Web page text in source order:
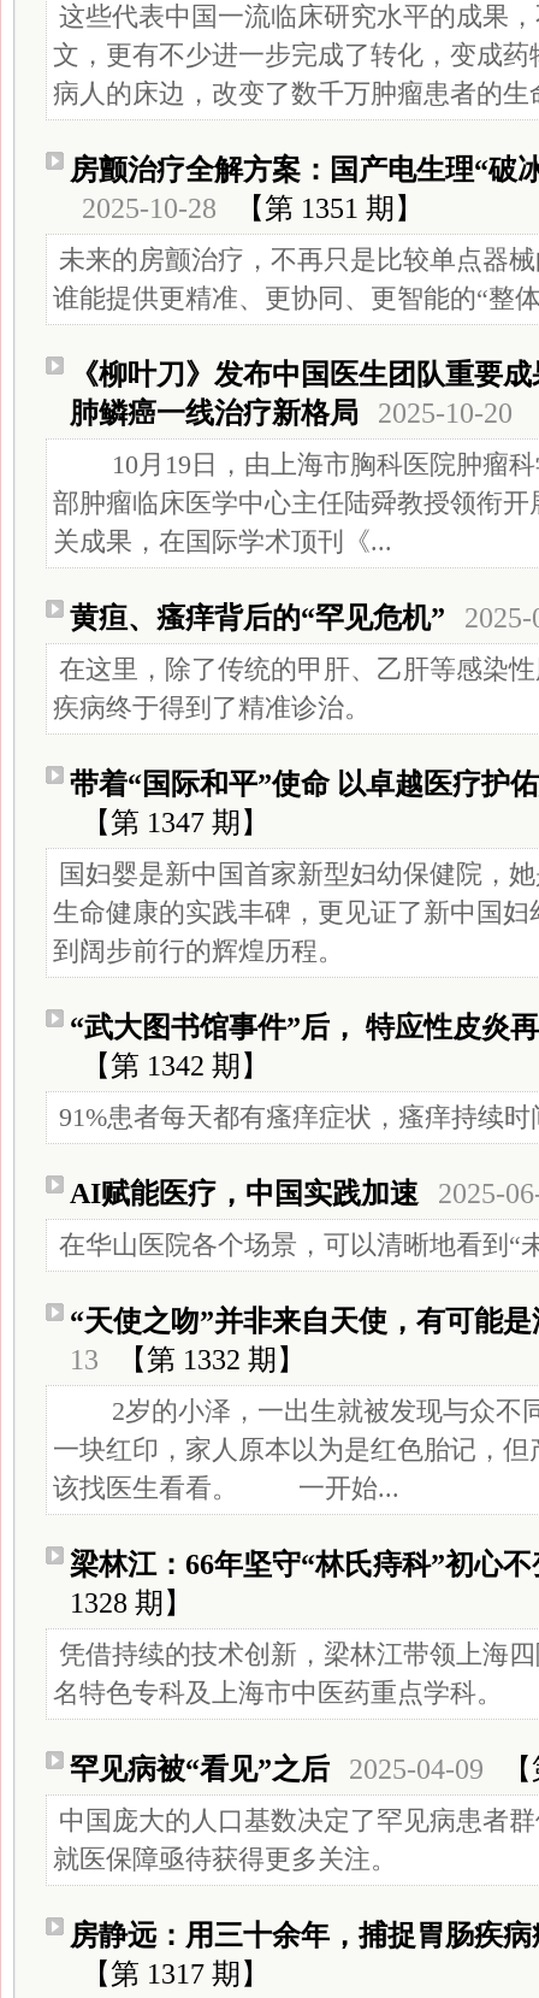
这些代表中国一流临床研究水平的成果
文，更有不少进一步完成了转化，变成
病人的床边，改变了数千万肿瘤患者的生
房颤治疗全解方案：国产电生理“破
2025-10-28
【第 1351 期】
未来的房颤治疗，不再只是比较单点器
谁能提供更精准、更协同、更智能的“整
《柳叶刀》发布中国医生团队重要
肺鳞癌一线治疗新格局
2025-10-20
10月19日，由上海市胸科医院肿瘤科
部肿瘤临床医学中心主任陆舜教授领衔
关成果，在国际学术顶刊《...
黄疸、瘙痒背后的“罕见危机”
在这里，除了传统的甲肝、乙肝等感染
疾病终于得到了精准诊治。
带着“国际和平”使命 以卓越医疗护
【第 1347 期】
国妇婴是新中国首家新型妇幼保健院，
生命健康的实践丰碑，更见证了新中国
到阔步前行的辉煌历程。
“武大图书馆事件”后， 特应性皮炎
【第 1342 期】
91%患者每天都有瘙痒症状，瘙痒持续时
AI赋能医疗，中国实践加速 2025-
在华山医院各个场景，可以清晰地看到“
“天使之吻”并非来自天使，有可能
13
【第 1332 期】
2岁的小泽，一出生就被发现与众不
一块红印，家人原本以为是红色胎记，
该找医生看看。 一开始...
梁林江：66年坚守“林氏痔科”初心不
1328 期】
凭借持续的技术创新，梁林江带领上海
名特色专科及上海市中医药重点学科。
罕见病被“看见”之后 2025-04-09
中国庞大的人口基数决定了罕见病患者
就医保障亟待获得更多关注。
房静远：用三十余年，捕捉胃肠疾
【第 1317 期】